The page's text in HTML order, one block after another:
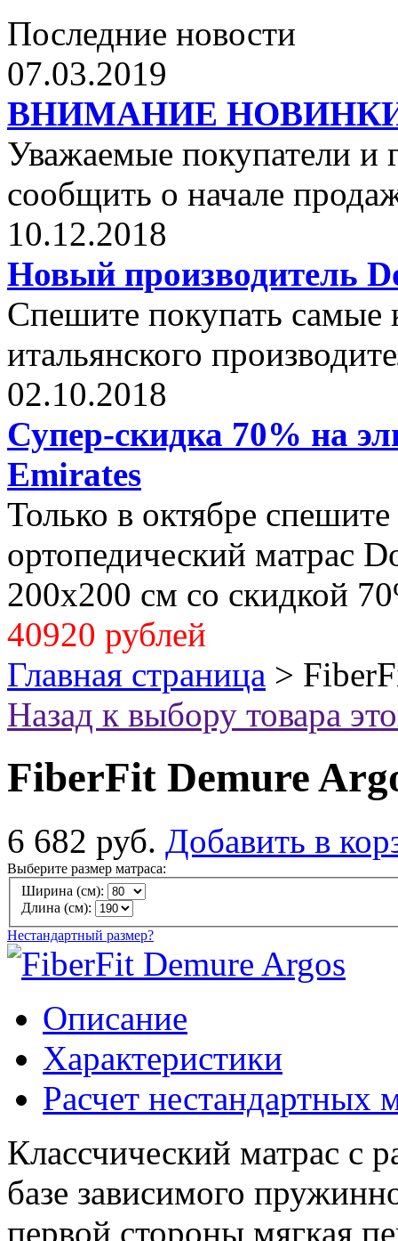
Последние новости
07.03.2019
ВНИМАНИЕ НОВИНКИ
Уважаемые покупатели
сообщить о начале
10.12.2018
Новый производитель
Спешите покупать самые
итальянского
02.10.2018
Супер-скидка 70% на
Emirates
Только в октябре
ортопедический матрас
200x200 см со скидкой
40920 рублей
Главная страница >
Назад к выбору товара
FiberFit Demure
6 682 руб. Добавить в
Выберите размер матраса:
Ширина (см):
Длина (см):
Нестандартный размер?
Описание
Характеристики
Расчет нестандартных
Классчический матрас с
базе зависимого
первой стороны мягкая